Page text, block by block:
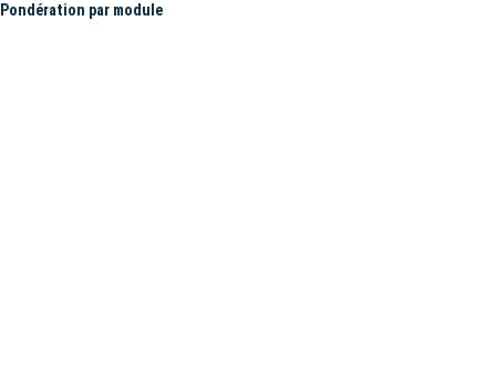
Pondération par module